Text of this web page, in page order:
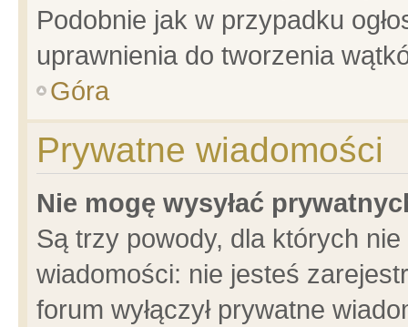
Podobnie jak w przypadku
uprawnienia do tworzenia
Góra
Prywatne wiadomości
Nie mogę wysyłać
Są trzy powody, dla których
wiadomości: nie jesteś
forum wyłączył prywatne